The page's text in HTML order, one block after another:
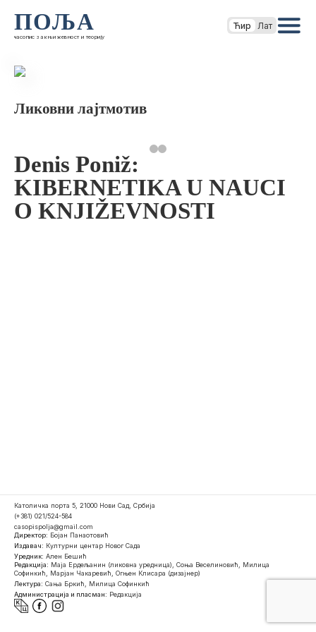
ПОЉА
часопис за књижевност и теорију
Ћир Лат
Ликовни лајтмотив
Denis Poniž:
KIBERNETIKA U NAUCI
O KNJIŽEVNOSTI
Католичка порта 5, 21000 Нови Сад, Србија
(+381) 021/524-584
casopispolja@gmail.com
Директор: Бојан Панаотовић
Издавач: Културни центар Новог Сада
Уредник: Ален Бешић
Редакција: Маја Ердељанин (ликовна уредница), Соња Веселиновић, Милица
Софинкић, Марјан Чакаревић, Огњен Клисара (дизајнер)
Лектура: Сања Бркић, Милица Софинкић
Администрација и пласман: Редакција